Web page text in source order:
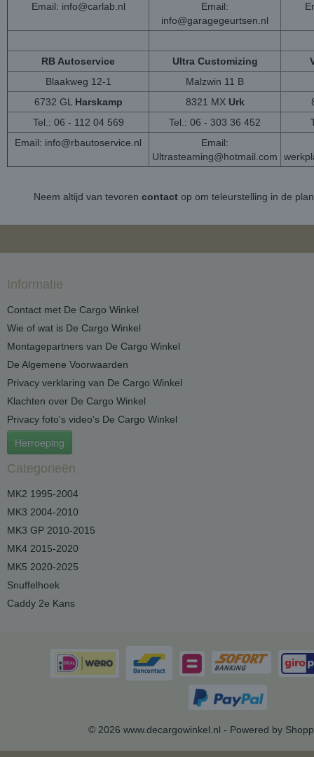
Email: info@carlab.nl
Email:
info@garagegeurtsen.nl
RB Autoservice Ultra Customizing
Blaakweg 12-1
Malzwin 11 B
6732 GL Harskamp 8321 MX Urk
Tel.: 06 - 112 04 569
Tel.: 06 - 303 36 452
Email: info@rbautoservice.nl
Email:
Ultrasteaming@hotmail.com
Neem altijd van tevoren contactop om teleurstelling in de
Informatie
Contact met De Cargo Winkel
Wie of wat is De Cargo Winkel
Montagepartners van De Cargo Winkel
De Algemene Voorwaarden
Privacy verklaring van De Cargo Winkel
Klachten over De Cargo Winkel
Privacy foto's video's De Cargo Winkel
Herroeping
Categorieën
MK2 1995-2004
MK3 2004-2010
MK3 GP 2010-2015
MK4 2015-2020
MK5 2020-2025
Snuffelhoek
Caddy 2e Kans
© 2026 www.decargowinkel.nl - Powered by